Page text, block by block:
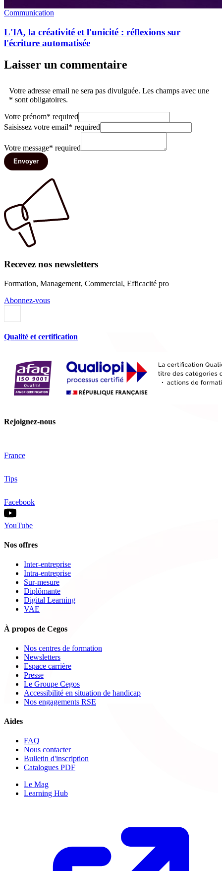
Communication
L'IA, la créativité et l'unicité : réflexions sur
l'écriture automatisée
Laisser un commentaire
Votre adresse email ne sera pas divulguée. Les champs avec une
* sont obligatoires.
Votre prénom* required
Saisissez votre email* required
Votre message* required
Envoyer
Recevez nos newsletters
Formation, Management, Commercial, Efficacité pro
Abonnez-vous
Qualité et certification
Rejoignez-nous
France
Tips
Facebook
YouTube
Nos offres
Inter-entreprise
Intra-entreprise
Sur-mesure
Diplômante
Digital Learning
VAE
À propos de Cegos
Nos centres de formation
Newsletters
Espace carrière
Presse
Le Groupe Cegos
Accessibilité en situation de handicap
Nos engagements RSE
Aides
FAQ
Nous contacter
Bulletin d'inscription
Catalogues PDF
Le Mag
Learning Hub